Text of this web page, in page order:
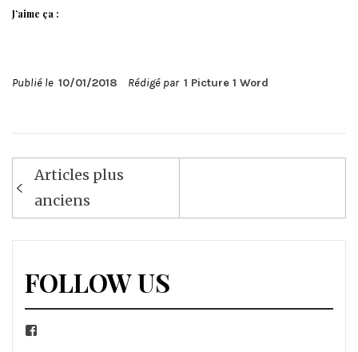
J’aime ça :
Publié le 10/01/2018 Rédigé par 1 Picture 1 Word
Navigation
des
articles
Articles plus
anciens
FOLLOW US
Facebook